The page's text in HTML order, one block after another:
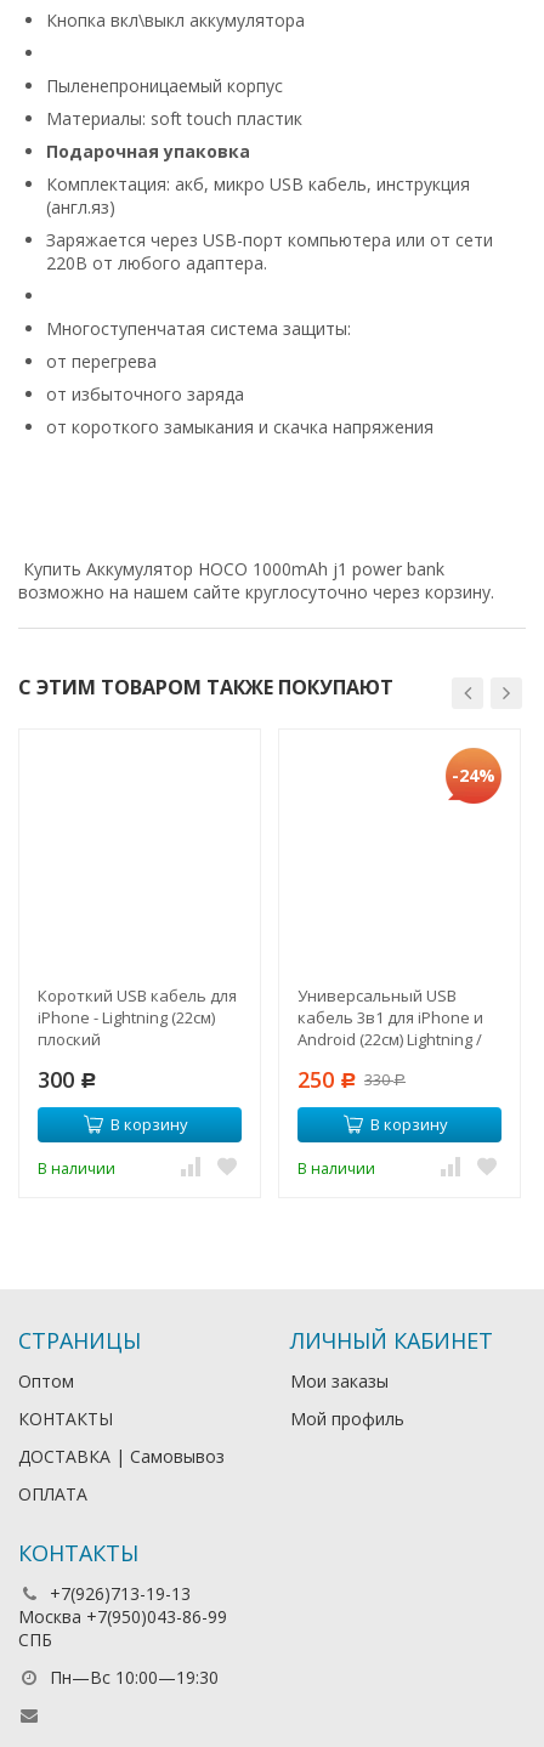
Кнопка вкл\выкл аккумулятора
Пыленепроницаемый корпус
Материалы: soft touch пластик
Подарочная упаковка
Комплектация: акб, микро USB кабель, инструкция
(англ.яз)
Заряжается через USB-порт компьютера или от сети
220В от любого адаптера.
Многоступенчатая система защиты:
от перегрева
от избыточного заряда
от короткого замыкания и скачка напряжения
Купить Аккумулятор HOCO 1000mAh j1 power bank
возможно на нашем сайте круглосуточно через корзину.
С ЭТИМ ТОВАРОМ ТАКЖЕ ПОКУПАЮТ
Короткий USB кабель для
iPhone - Lightning (22см)
плоский
300 Р
В корзину
В наличии
-24%
Универсальный USB
кабель 3в1 для iPhone и
Android (22см) Lightning /
250 Р 330Р
В корзину
В наличии
СТРАНИЦЫ
Оптом
КОНТАКТЫ
ДОСТАВКА | Самовывоз
ОПЛАТА
ЛИЧНЫЙ КАБИНЕТ
Мои заказы
Мой профиль
КОНТАКТЫ
+7(926)713-19-13
Москва +7(950)043-86-99
СПБ
Пн—Вс 10:00—19:30